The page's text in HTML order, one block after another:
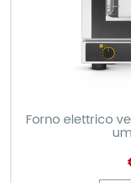
Forno elettrico